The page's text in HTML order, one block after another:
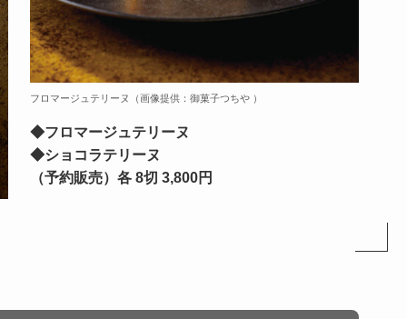
フロマージュテリーヌ（画像提供：御菓子つちや ）
◆フロマージュテリーヌ
◆ショコラテリーヌ
（予約販売）各 8切 3,800円